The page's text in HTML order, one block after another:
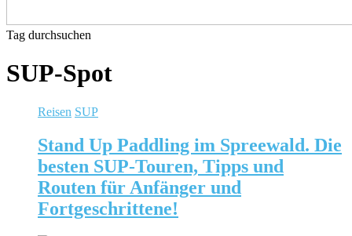
Tag durchsuchen
SUP-Spot
Reisen SUP
Stand Up Paddling im Spreewald. Die
besten SUP-Touren, Tipps und
Routen für Anfänger und
Fortgeschrittene!